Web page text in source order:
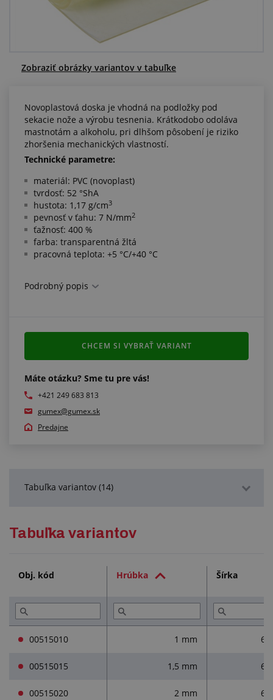
Centrum dopytov
O nás a kariéra
Zobraziť obrázky variantov v tabuľke
Novoplastová doska je vhodná na podložky pod
sekacie nože a výrobu tesnenia. Krátkodobo odoláva
mastnotám a alkoholu, pri dlhšom pôsobení je riziko
zhoršenia mechanických vlastností.
Technické parametre:
materiál: PVC (novoplast)
tvrdosť: 52 °ShA
hustota: 1,17 g/cm3
pevnosť v ťahu: 7 N/mm2
ťažnosť: 400 %
farba: transparentná žltá
pracovná teplota: +5 °C/+40 °C
Podrobný popis
Máte otázku? Sme tu pre vás!
+421 249 683 813
gumex@gumex.sk
Predajne
CHCEM SI VYBRAŤ VARIANT
Tabuľka variantov (14)
Tabuľka variantov
Obj. kód Hrúbka Šírka
00515010 1 mm
00515015 1,5 mm
00515020 2 mm